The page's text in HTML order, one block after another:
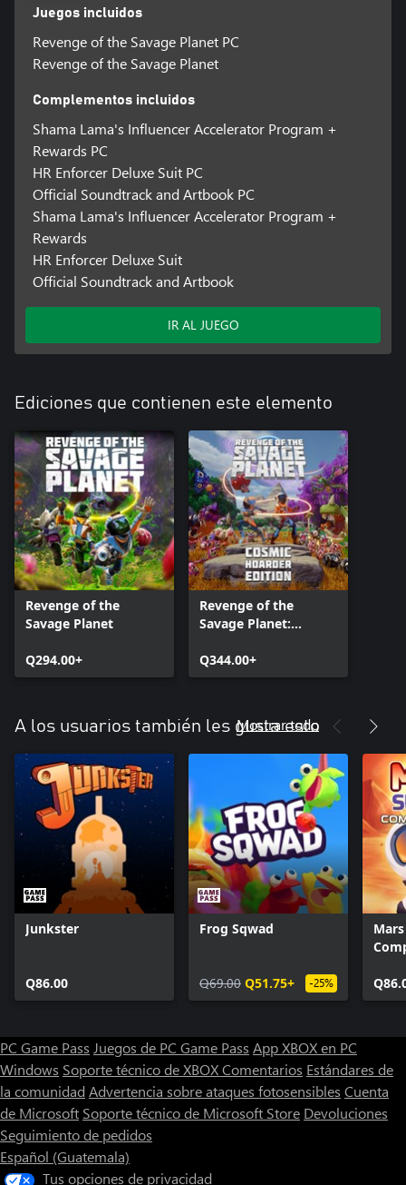
Juegos incluidos
Revenge of the Savage Planet PC
Revenge of the Savage Planet
Complementos incluidos
Shama Lama's Influencer Accelerator Program +
Rewards PC
HR Enforcer Deluxe Suit PC
Official Soundtrack and Artbook PC
Shama Lama's Influencer Accelerator Program +
Rewards
HR Enforcer Deluxe Suit
Official Soundtrack and Artbook
IR AL JUEGO
Ediciones que contienen este elemento
Revenge of the
Savage Planet
Q294.00+
Revenge of the
Savage Planet:
Edition
Q344.00+
A los usuarios también les gusta esto
Mostrar todo
Junkster
Q86.00
Frog Sqwad
Q69.00 Q51.75+ -25%
PC Game Pass Juegos de PC Game Pass App XBOX en PC
Windows Soporte técnico de XBOXComentarios Estándares de
la comunidad Advertencia sobre ataques fotosensibles Cuenta
de Microsoft Soporte técnico de Microsoft Store Devoluciones
Seguimiento de pedidos
Español (Guatemala)
Tus opciones de privacidad